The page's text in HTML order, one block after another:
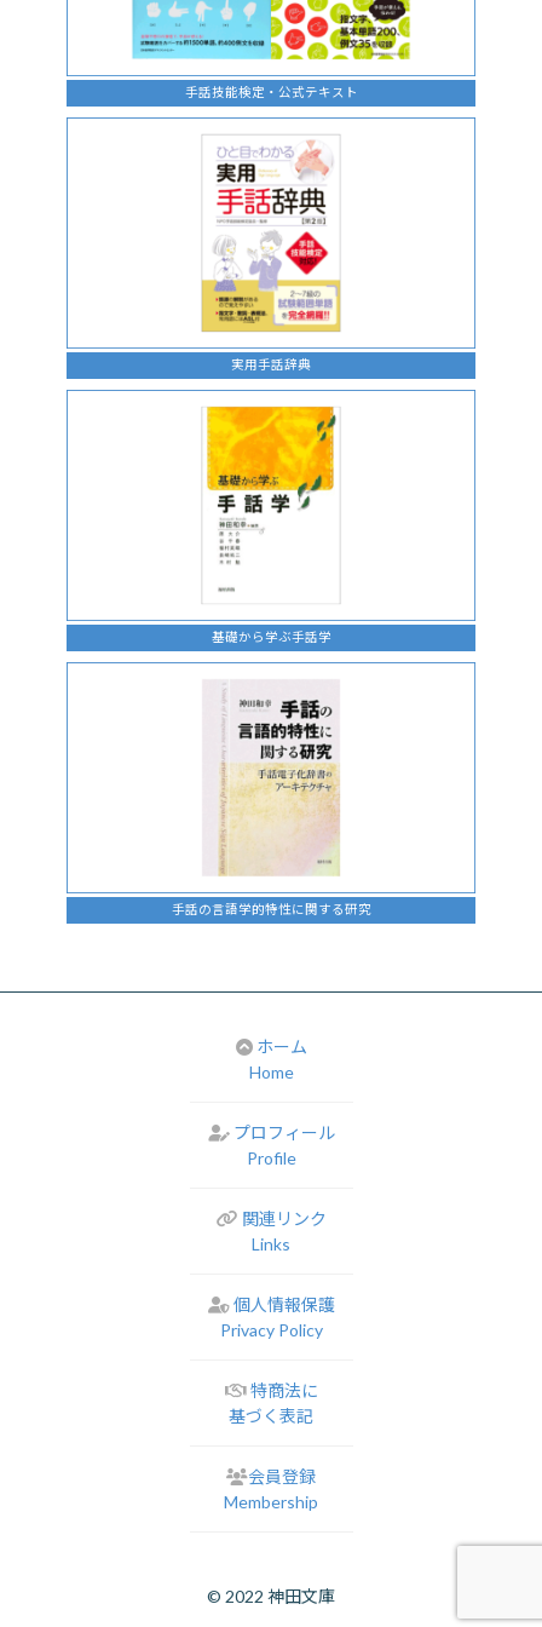
手話技能検定・公式テキスト
実用手話辞典
基礎から学ぶ手話学
手話の言語学的特性に関する研究
ホーム
Home
プロフィール
Profile
関連リンク
Links
個人情報保護
Privacy Policy
特商法に
基づく表記
会員登録
Membership
© 2022 神田文庫